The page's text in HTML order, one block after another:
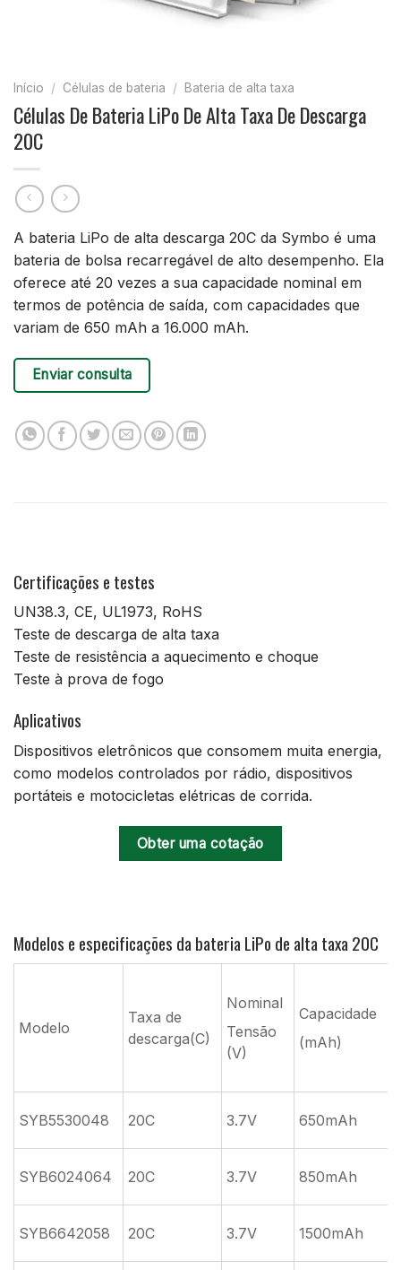
Início / Células de bateria / Bateria de alta taxa
Células De Bateria LiPo De Alta Taxa De Descarga
20C
A bateria LiPo de alta descarga 20C da Symbo é uma
bateria de bolsa recarregável de alto desempenho. Ela
oferece até 20 vezes a sua capacidade nominal em
termos de potência de saída, com capacidades que
variam de 650 mAh a 16.000 mAh.
Enviar consulta
Certificações e testes
UN38.3, CE, UL1973, RoHS
Teste de descarga de alta taxa
Teste de resistência a aquecimento e choque
Teste à prova de fogo
Aplicativos
Dispositivos eletrônicos que consomem muita energia,
como modelos controlados por rádio, dispositivos
portáteis e motocicletas elétricas de corrida.
Obter uma cotação
Modelos e especificações da bateria LiPo de alta taxa 20C
Modelo
Taxa de
descarga(C)
Nominal
Tensão
(V)
Capacidade
(mAh)
SYB5530048 20C 3.7V 650mAh
SYB6024064 20C 3.7V 850mAh
SYB6642058 20C 3.7V 1500mAh